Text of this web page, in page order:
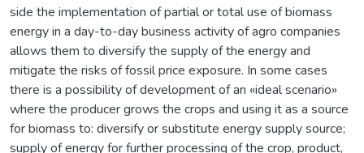
side the implementation of partial or total use of biomass
energy in a day-to-day business activity of agro companies
allows them to diversify the supply of the energy and
mitigate the risks of fossil price exposure. In some cases
there is a possibility of development of an «ideal scenario»
where the producer grows the crops and using it as a source
for biomass to: diversify or substitute energy supply source;
supply of energy for further processing of the crop, product,